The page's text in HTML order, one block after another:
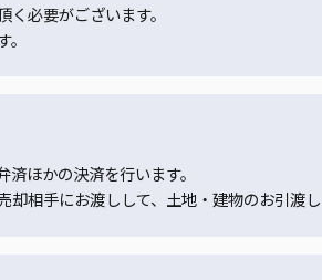
必要がございます。
ほかの決済を行います。
相手にお渡しして、土地・建物のお引渡